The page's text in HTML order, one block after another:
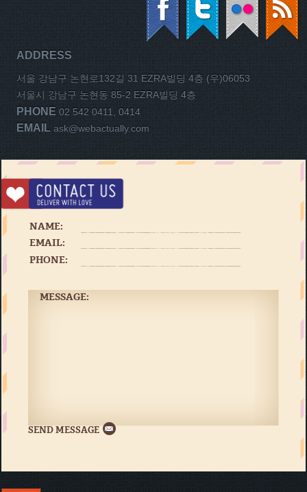
ADDRESS
서울 강남구 논현로132길 31 EZRA빌딩 4층 (우)06053
서울시 강남구 논현동 85-2 EZRA빌딩 4층
PHONE 02 542 0411, 0414
EMAIL ask@webactually.com
NAME:
EMAIL:
PHONE:
MESSAGE: